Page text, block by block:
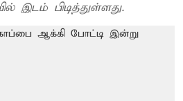
இடம் பிடித்துள்ளது.